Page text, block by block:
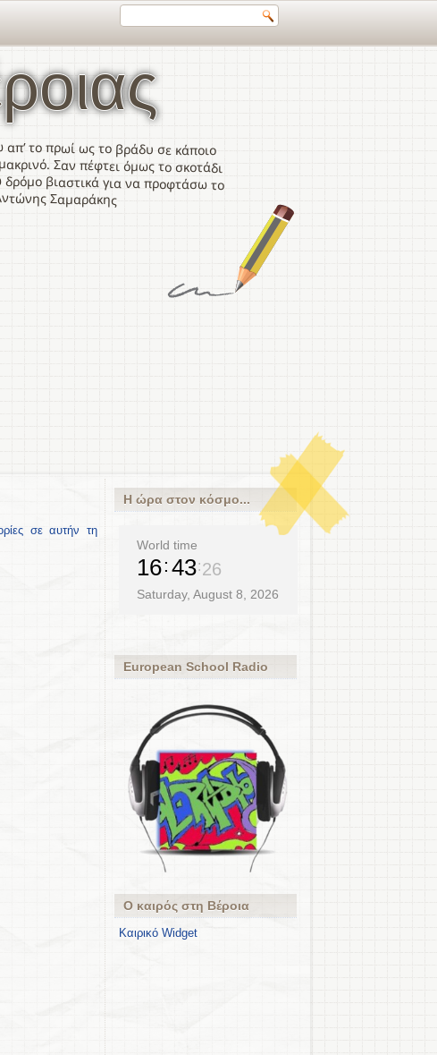
το πρωί ως το βράδυ σε κάποιο
Σαν πέφτει όμως το σκοτάδι
βιαστικά για να προφτάσω το
Σαμαράκης
σε αυτήν τη
Η ώρα στον κόσμο...
World time
16 43 26
Saturday, August 8, 2026
European School Radio
Ο καιρός στη Βέροια
Καιρικό Widget